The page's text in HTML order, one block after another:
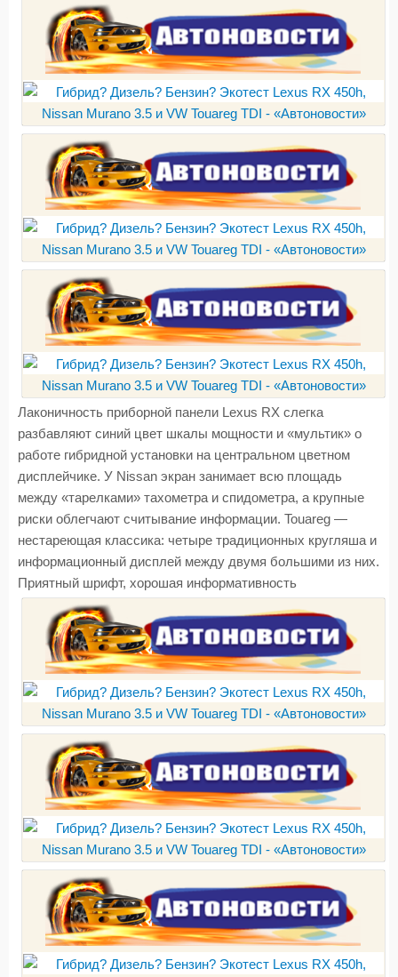
Лаконичность приборной панели Lexus RX слегка
разбавляют синий цвет шкалы мощности и «мультик» о
работе гибридной установки на центральном цветном
дисплейчике. У Nissan экран занимает всю площадь
между «тарелками» тахометра и спидометра, а крупные
риски облегчают считывание информации. Touareg —
нестареющая классика: четыре традиционных кругляша и
информационный дисплей между двумя большими из них.
Приятный шрифт, хорошая информативность